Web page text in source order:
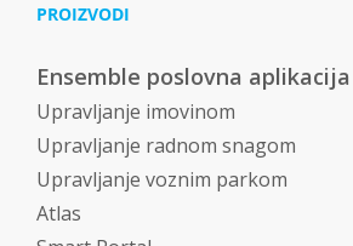
PROIZVODI
Ensemble poslovna aplikacija
Upravljanje imovinom
Upravljanje radnom snagom
Upravljanje voznim parkom
Atlas